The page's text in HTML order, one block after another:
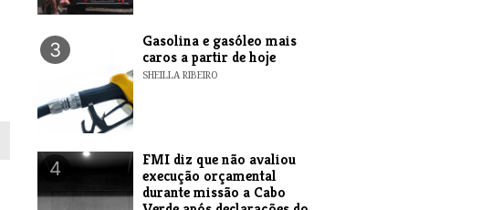
3
Gasolina e gasóleo mais
caros a partir de hoje
SHEILLA RIBEIRO
4
FMI diz que não avaliou
execução orçamental
durante missão a Cabo